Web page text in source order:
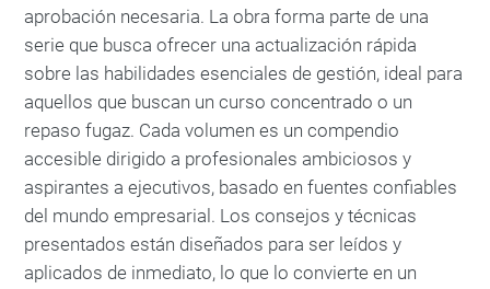
aprobación necesaria. La obra forma parte de una
serie que busca ofrecer una actualización rápida
sobre las habilidades esenciales de gestión, ideal para
aquellos que buscan un curso concentrado o un
repaso fugaz. Cada volumen es un compendio
accesible dirigido a profesionales ambiciosos y
aspirantes a ejecutivos, basado en fuentes confiables
del mundo empresarial. Los consejos y técnicas
presentados están diseñados para ser leídos y
aplicados de inmediato, lo que lo convierte en un